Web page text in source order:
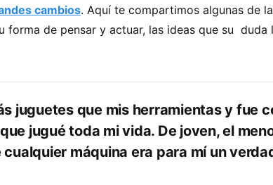
cambios. Aquí te compartimos algunas de
forma de pensar y actuar, las ideas que su duda
juguetes que mis herramientas y fue
jugué toda mi vida. De joven, el
máquina era para mí un